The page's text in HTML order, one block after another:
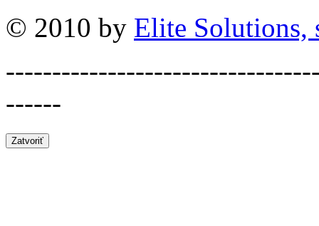
© 2010 by Elite Solutions,
------